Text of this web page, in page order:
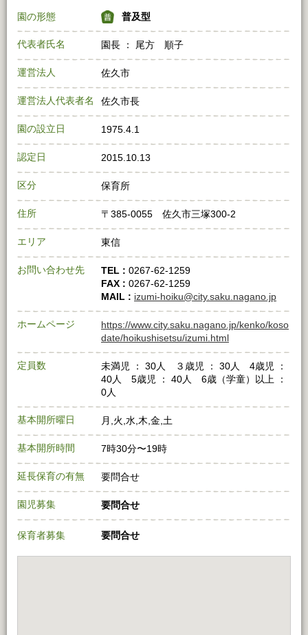
園の形態 普及型
代表者氏名 園長 ： 尾方 順子
運営法人 佐久市
運営法人代表者名 佐久市長
園の設立日 1975.4.1
認定日 2015.10.13
区分 保育所
住所 〒385-0055 佐久市三塚300-2
エリア 東信
お問い合わせ先 TEL : 0267-62-1259
FAX : 0267-62-1259
MAIL : izumi-hoiku@city.saku.nagano.jp
ホームページ
https://www.city.saku.nagano.jp/kenko/koso
date/hoikushisetsu/izumi.html
定員数
未満児 ： 30人 ３歳児 ： 30人 4歳児 ：
40人 5歳児 ： 40人 6歳（学童）以上 ：
0人
基本開所曜日 月,火,水,木,金,土
基本開所時間 7時30分〜19時
延長保育の有無 要問合せ
園児募集 要問合せ
保育者募集 要問合せ